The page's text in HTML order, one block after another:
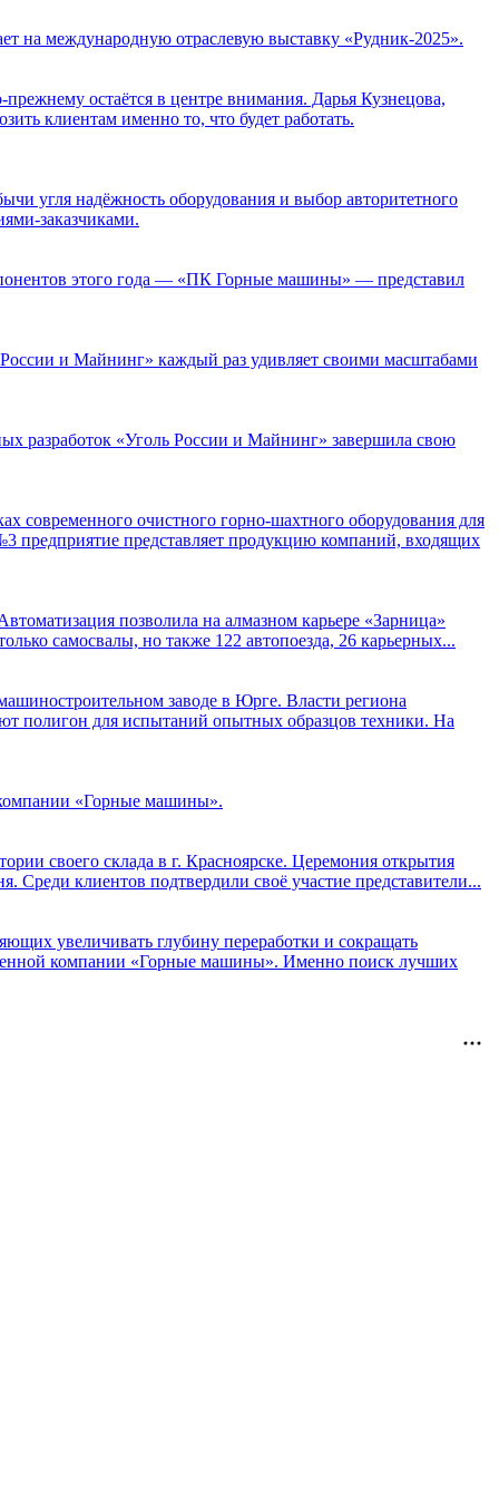
международную отраслевую выставку «Рудник-2025».
остаётся в центре внимания. Дарья Кузнецова,
клиентам именно то, что будет работать.
угля надёжность оборудования и выбор авторитетного
заказчиками.
этого года — «ПК Горные машины» — представил
и Майнинг» каждый раз удивляет своими масштабами
разработок «Уголь России и Майнинг» завершила свою
очистного горно-шахтного оборудования для
предприятие представляет продукцию компаний, входящих
позволила на алмазном карьере «Зарница»
самосвалы, но также 122 автопоезда, 26 карьерных...
заводе в Юрге. Власти региона
полигон для испытаний опытных образцов техники. На
«Горные машины».
своего склада в г. Красноярске. Церемония открытия
Среди клиентов подтвердили своё участие представители...
увеличивать глубину переработки и сокращать
компании «Горные машины». Именно поиск лучших